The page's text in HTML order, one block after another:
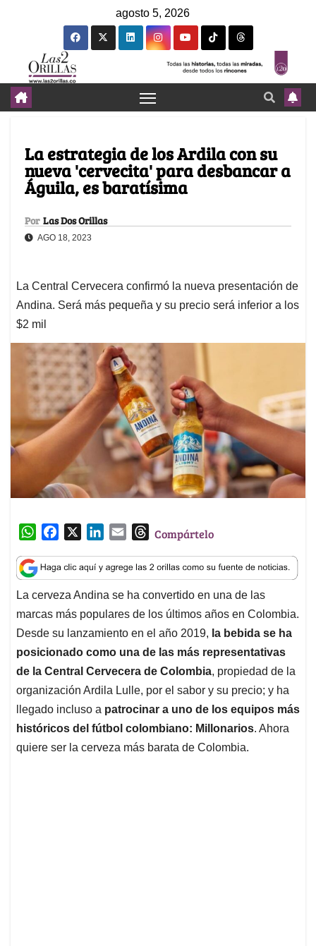
agosto 5, 2026
La estrategia de los Ardila con su
nueva 'cervecita' para desbancar a
Águila, es baratísima
Por Las Dos Orillas
AGO 18, 2023
La Central Cervecera confirmó la nueva presentación de
Andina. Será más pequeña y su precio será inferior a los
$2 mil
W
a
t
s
A
p
p
c
e
b
o
o
k
n
k
e
d
I
n
a
i
l
T
r
e
a
d
s
Compártelo
La cerveza Andina se ha convertido en una de las
marcas más populares de los últimos años en Colombia.
Desde su lanzamiento en el año 2019, la bebida se ha
posicionado como una de las más representativas
de la Central Cervecera de Colombia, propiedad de la
organización Ardila Lulle, por el sabor y su precio; y ha
llegado incluso a patrocinar a uno de los equipos más
históricos del fútbol colombiano: Millonarios. Ahora
quiere ser la cerveza más barata de Colombia.